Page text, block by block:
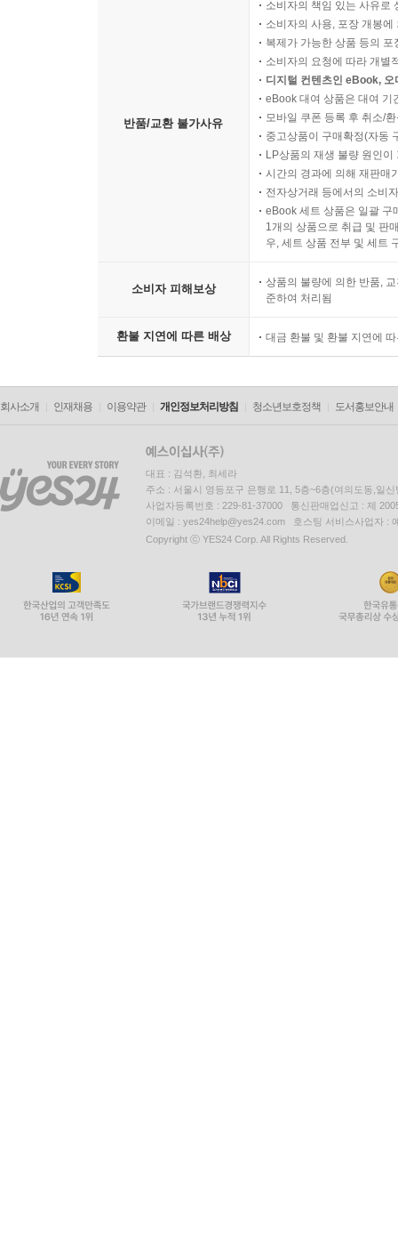
반품/교환 불가사유
소비자의 책임 있는 사유로
소비자의 사용, 포장 개봉
복제가 가능한 상품 등의
소비자의 요청에 따라 개별
디지털 컨텐츠인 eBook,
eBook 대여 상품은 대여 기
모바일 쿠폰 등록 후 취소/
중고상품이 구매확정(자동
LP상품의 재생 불량 원인
시간의 경과에 의해 재판매
전자상거래 등에서의 소비
eBook 세트 상품은 일괄 구
1개의 상품으로 취급 및 판
우, 세트 상품 전부 및 세트
소비자 피해보상
상품의 불량에 의한 반품,
준하여 처리됨
환불 지연에 따른 배상 대금 환불 및 환불 지연에
회사소개 인재채용 이용약관 개인정보처리방침 청소년보호정책 도서홍보안내
대표 : 김석환, 최세라
주소 : 서울시 영등포구 은행로 11, 5층~6층(여의도동,일신
사업자등록번호 : 229-81-37000 통신판매업신고 : 제
이메일 : yes24help@yes24.com 호스팅 서비스사업자 :
Copyright ⓒ YES24 Corp. All Rights Reserved.